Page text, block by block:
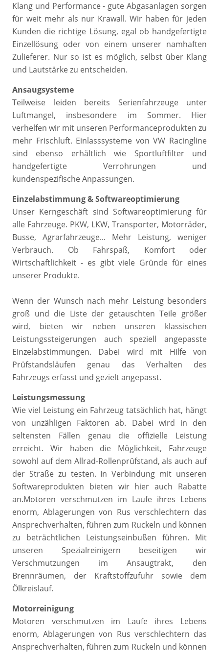
Klang und Performance - gute Abgasanlagen sorgen
für weit mehr als nur Krawall. Wir haben für jeden
Kunden die richtige Lösung, egal ob handgefertigte
Einzellösung oder von einem unserer namhaften
Zulieferer. Nur so ist es möglich, selbst über Klang
und Lautstärke zu entscheiden.
Ansaugsysteme
Teilweise leiden bereits Serienfahrzeuge unter
Luftmangel, insbesondere im Sommer. Hier
verhelfen wir mit unseren Performanceprodukten zu
mehr Frischluft. Einlasssysteme von VW Racingline
sind ebenso erhältlich wie Sportluftfilter und
handgefertigte Verrohrungen und
kundenspezifische Anpassungen.
Einzelabstimmung & Softwareoptimierung
Unser Kerngeschäft sind Softwareoptimierung für
alle Fahrzeuge. PKW, LKW, Transporter, Motorräder,
Busse, Agrarfahrzeuge... Mehr Leistung, weniger
Verbrauch. Ob Fahrspaß, Komfort oder
Wirtschaftlichkeit - es gibt viele Gründe für eines
unserer Produkte.
Wenn der Wunsch nach mehr Leistung besonders
groß und die Liste der getauschten Teile größer
wird, bieten wir neben unseren klassischen
Leistungssteigerungen auch speziell angepasste
Einzelabstimmungen. Dabei wird mit Hilfe von
Prüfstandsläufen genau das Verhalten des
Fahrzeugs erfasst und gezielt angepasst.
Leistungsmessung
Wie viel Leistung ein Fahrzeug tatsächlich hat, hängt
von unzähligen Faktoren ab. Dabei wird in den
seltensten Fällen genau die offizielle Leistung
erreicht. Wir haben die Möglichkeit, Fahrzeuge
sowohl auf dem Allrad-Rollenprüfstand, als auch auf
der Straße zu testen. In Verbindung mit unseren
Softwareprodukten bieten wir hier auch Rabatte
an.Motoren verschmutzen im Laufe ihres Lebens
enorm, Ablagerungen von Rus verschlechtern das
Ansprechverhalten, führen zum Ruckeln und können
zu beträchtlichen Leistungseinbußen führen. Mit
unseren Spezialreinigern beseitigen wir
Verschmutzungen im Ansaugtrakt, den
Brennräumen, der Kraftstoffzufuhr sowie dem
Ölkreislauf.
Motorreinigung
Motoren verschmutzen im Laufe ihres Lebens
enorm, Ablagerungen von Rus verschlechtern das
Ansprechverhalten, führen zum Ruckeln und können